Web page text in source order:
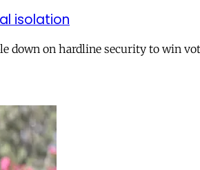
isolation
down on hardline security to win